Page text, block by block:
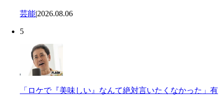
芸能|2026.08.06
5
「ロケで『美味しい』なんて絶対言いたくなかった」有